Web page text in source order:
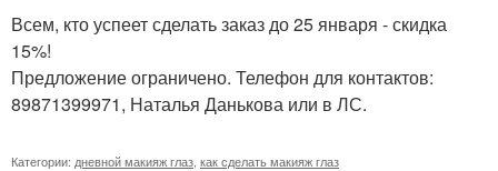
Всем, кто успеет сделать заказ до 25 января - скидка
15%!
Предложение ограничено. Телефон для контактов:
89871399971, Наталья Данькова или в ЛС.
Категории: дневной макияж глаз как сделать макияж глаз